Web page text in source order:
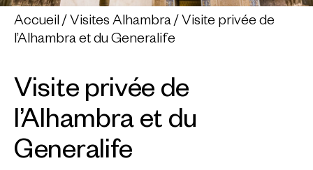
Accueil Visites Alhambra
Visite privée de
l’Alhambra et du Generalife
Visite privée de
l’Alhambra et du
Generalife